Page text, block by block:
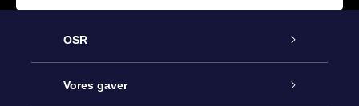
OSR
Kundeservice
Vores gaver